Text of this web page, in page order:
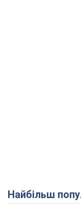
Найбільш